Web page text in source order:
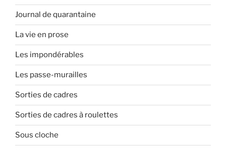
Journal de quarantaine
La vie en prose
Les impondérables
Les passe-murailles
Sorties de cadres
Sorties de cadres à roulettes
Sous cloche